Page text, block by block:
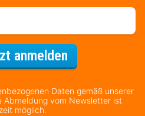
anmeldenFür den
Daten gemäß unserer
Abmeldung vom Newsletter ist
möglich.